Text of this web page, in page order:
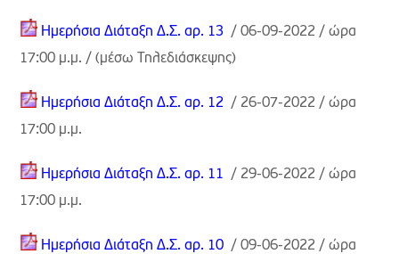
Ημερήσια Διάταξη Δ.Σ. αρ. 13 / 06-09-2022 / ώρα
17:00 μ.μ. /(μέσω Τηλεδιάσκεψης)
Ημερήσια Διάταξη Δ.Σ. αρ. 12 / 26-07-2022 / ώρα
17:00 μ.μ.
Ημερήσια Διάταξη Δ.Σ. αρ. 11
/ 29-06-2022 / ώρα
17:00 μ.μ.
Ημερήσια Διάταξη Δ.Σ. αρ. 10 / 09-06-2022 / ώρα